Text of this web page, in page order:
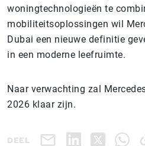
woningtechnologieën te
mobiliteitsoplossingen wil
Dubai een nieuwe definitie
in een moderne leefruimte.
Naar verwachting zal
2026 klaar zijn.
DEEL